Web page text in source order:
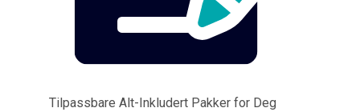
Tilpassbare Alt-Inkludert Pakker for Deg